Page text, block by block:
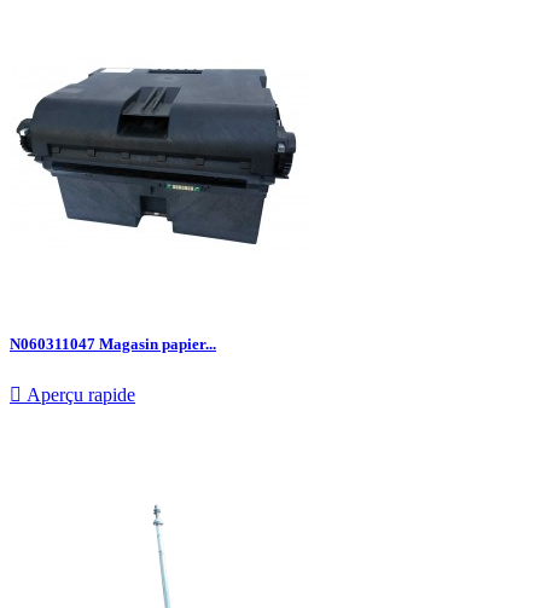
N060311047 Magasin papier...
 Aperçu rapide